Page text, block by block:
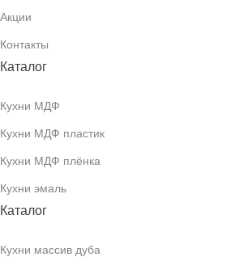
Акции
Контакты
Каталог
Кухни МДФ
Кухни МДФ пластик
Кухни МДФ плёнка
Кухни эмаль
Каталог
Кухни массив дуба